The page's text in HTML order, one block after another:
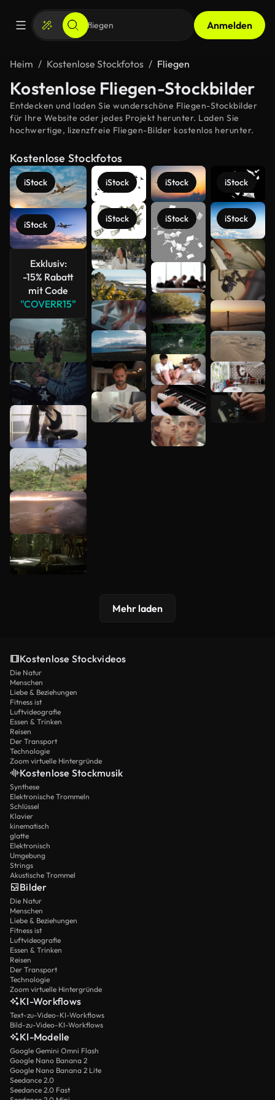
Anmelden
Heim Kostenlose Stockfotos Fliegen
Kostenlose Fliegen-Stockbilder
Entdecken und laden Sie wunderschöne Fliegen-Stockbilder
für Ihre Website oder jedes Projekt herunter. Laden Sie
hochwertige, lizenzfreie Fliegen-Bilder kostenlos herunter.
Kostenlose Stockfotos
iStock
iStock
Exklusiv:
-15% Rabatt
mit Code
"COVERR15"
iStock
iStock
iStock
iStock
iStock
iStock
Mehr
anzeigen
Mehr laden
Kostenlose Stockvideos
Die Natur
Menschen
Liebe & Beziehungen
Fitness ist
Luftvideografie
Essen & Trinken
Reisen
Der Transport
Technologie
Zoom virtuelle Hintergründe
Kostenlose Stockmusik
Synthese
Elektronische Trommeln
Schlüssel
Klavier
kinematisch
glatte
Elektronisch
Umgebung
Strings
Akustische Trommel
Bilder
Die Natur
Menschen
Liebe & Beziehungen
Fitness ist
Luftvideografie
Essen & Trinken
Reisen
Der Transport
Technologie
Zoom virtuelle Hintergründe
KI-Workflows
Text-zu-Video-KI-Workflows
Bild-zu-Video-KI-Workflows
KI-Modelle
Google Gemini Omni Flash
Google Nano Banana 2
Google Nano Banana 2 Lite
Seedance 2.0
Seedance 2.0 Fast